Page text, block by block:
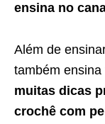
ensina no
Além de
também ensina
muitas dicas
crochê com